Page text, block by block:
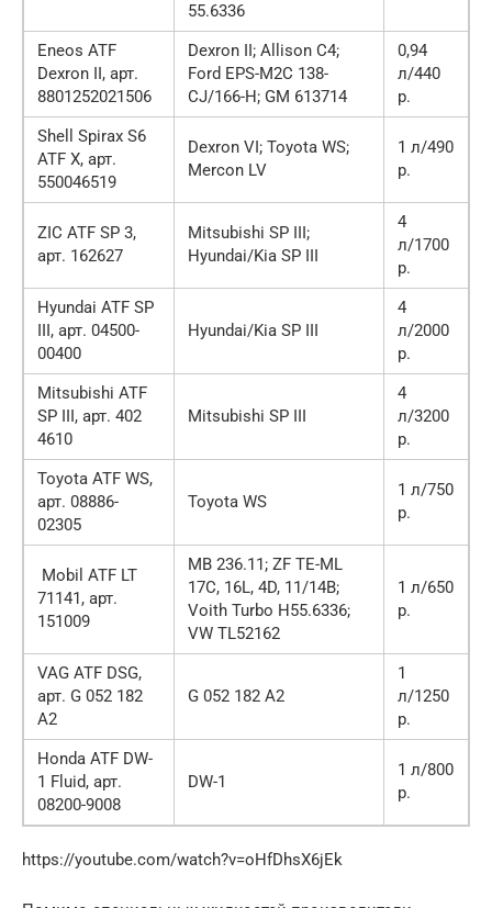
55.6336
Eneos ATF
Dexron II, арт.
8801252021506
Dexron II; Allison C4;
Ford EPS-M2C 138-
CJ/166-H; GM 613714
0,94
л/440
р.
Shell Spirax S6
ATF Х, арт.
550046519
Dexron VI; Toyota WS;
Mercon LV
1 л/490
р.
ZIC ATF SP 3,
арт. 162627
Mitsubishi SP III;
Hyundai/Kia SP III
4
л/1700
р.
Hyundai ATF SP
III, арт. 04500-
00400
Hyundai/Kia SP III
4
л/2000
р.
Mitsubishi ATF
SP III, арт. 402
4610
Mitsubishi SP III
4
л/3200
р.
Toyota ATF WS,
арт. 08886-
02305
Toyota WS
1 л/750
р.
Mobil ATF LT
71141, арт.
151009
MB 236.11; ZF TE-ML
17С, 16L, 4D, 11/14B;
Voith Turbo H55.6336;
VW TL52162
1 л/650
р.
VAG ATF DSG,
арт. G 052 182
А2
G 052 182 А2
1
л/1250
р.
Honda ATF DW-
1 Fluid, арт.
08200-9008
DW-1
1 л/800
р.
https://youtube.com/watch?v=oHfDhsX6jEk